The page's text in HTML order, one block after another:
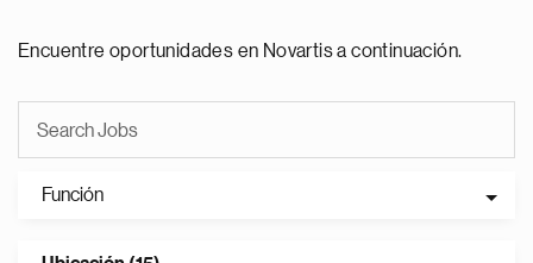
Encuentre oportunidades en Novartis a continuación.
Función